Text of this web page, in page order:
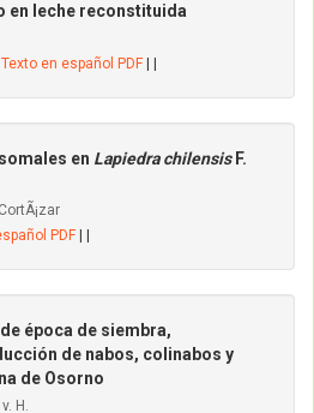
en leche reconstituida
Texto en español PDF
en Lapiedra chilensis F.
PDF
época de siembra,
de nabos, colinabos y
de Osorno
H.